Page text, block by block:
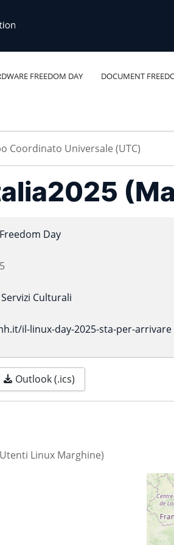
FREEDOM DAY DOCUMENT
Day
Culturali
il-linux-day-2025-sta-per-arrivare
Outlook (.ics)
Linux Marghine)